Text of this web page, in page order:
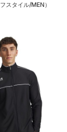
スタイル/MEN）